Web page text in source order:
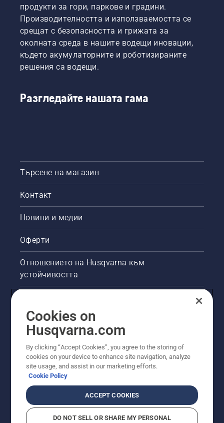
продукти за гори, паркове и градини.
Производителността и използваемостта се
срещат с безопасността и грижата за
околната среда в нашите водещи иновации,
където акумулаторните и роботизираните
решения са водещи.
Разгледайте нашата гама
Търсене на магазин
Контакт
Новини и медии
Оферти
Отношението на Husqvarna към
устойчивостта
Други сайтове на Husqvarna
Cookies on
Husqvarna.com
By clicking “Accept Cookies”, you agree to the storing of
cookies on your device to enhance site navigation, analyze
site usage, and assist in our marketing efforts.
Cookie Policy
ACCEPT COOKIES
DO NOT SELL OR SHARE MY PERSONAL